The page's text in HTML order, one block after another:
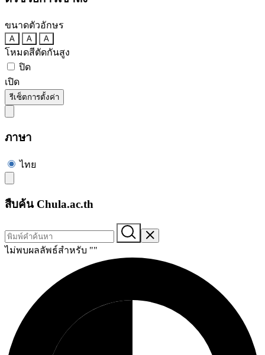
ขนาดตัวอักษร
A A A
โหมดสีตัดกันสูง
ปิด
เปิด
รีเซ็ตการตั้งค่า
ภาษา
ไทย
สืบค้น Chula.ac.th
ไม่พบผลลัพธ์สำหรับ ""